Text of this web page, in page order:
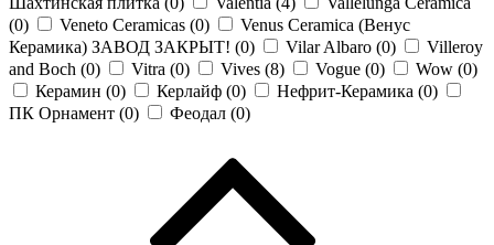
(0) Veneto Ceramicas (0)
Venus Ceramica (Венус
Керамика) ЗАВОД ЗАКРЫТ! (0) Vilar Albaro (0)
Villeroy
and Boch (0) Vitra (0) Vives (8) Vogue (0) Wow (0)
Керамин (0) Керлайф (0) Нефрит-Керамика (0)
ПК Орнамент (0) Феодал (0)